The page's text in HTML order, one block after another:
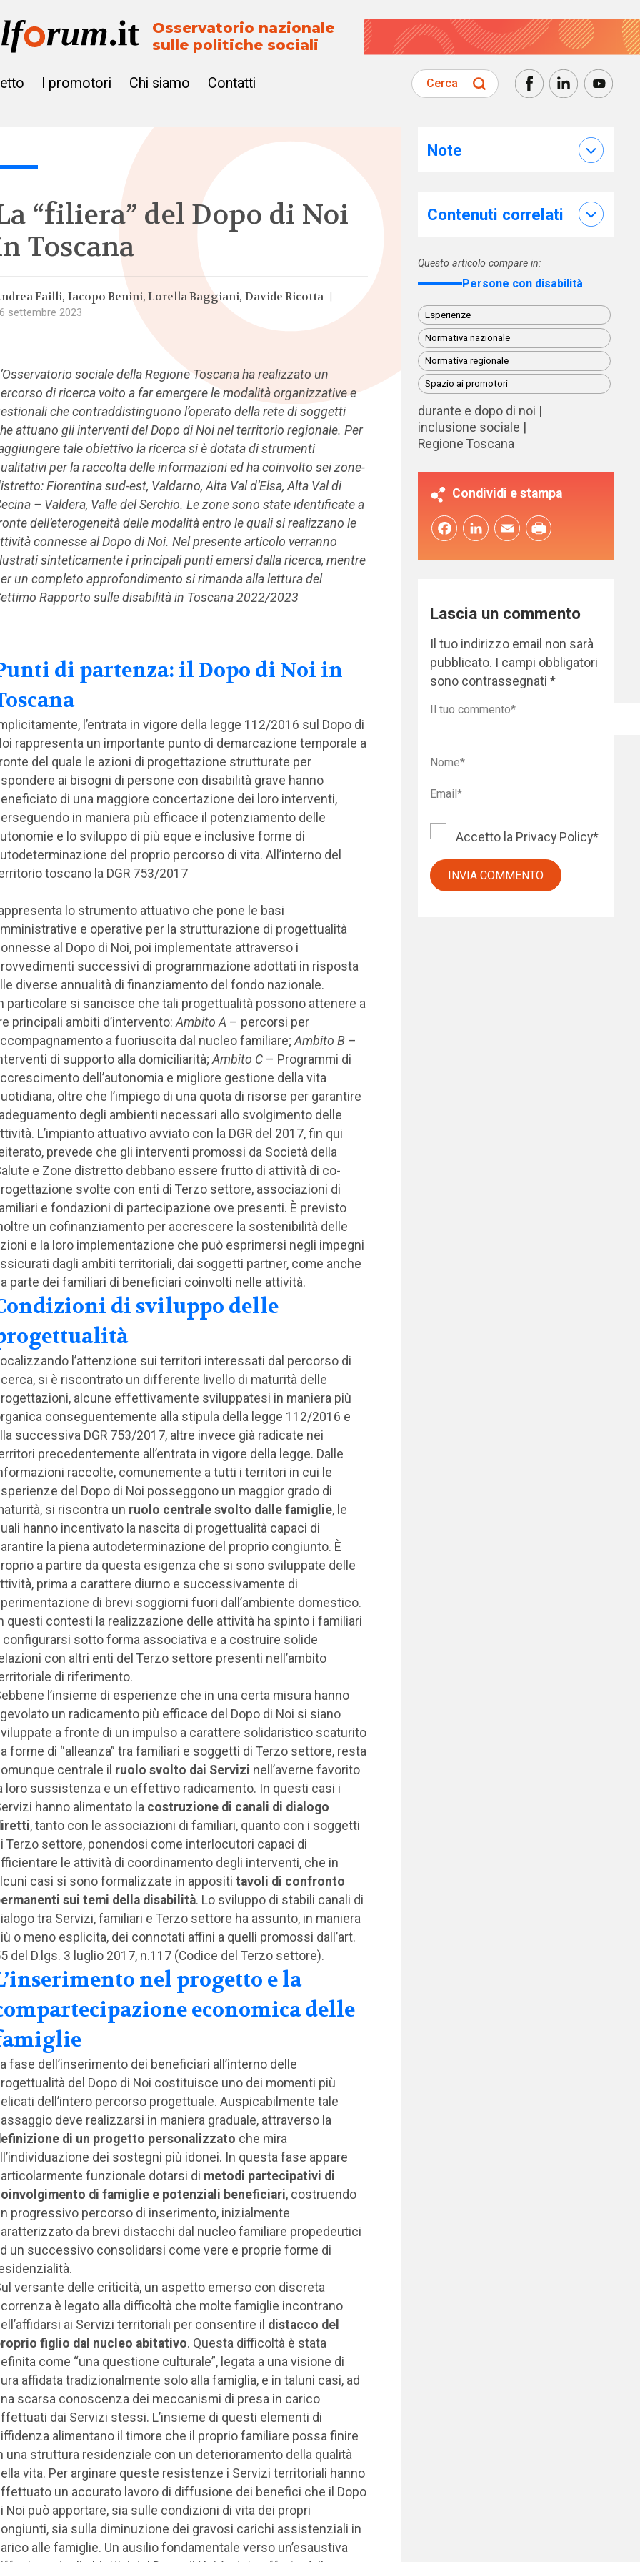
Osservatorio nazionale
sulle politiche sociali
I promotori Chi siamo Contatti Cerca
“filiera” del Dopo di Noi
Toscana
Failli Iacopo Benini Lorella Baggiani Davide Ricotta
settembre 2023
sociale della Regione Toscana ha realizzato un
di ricerca volto a far emergere le modalità organizzative e
che contraddistinguono l’operato della rete di soggetti
attuano gli interventi del Dopo di Noi nel territorio regionale. Per
tale obiettivo la ricerca si è dotata di strumenti
per la raccolta delle informazioni ed ha coinvolto sei zone-
Fiorentina sud-est, Valdarno, Alta Val d’Elsa, Alta Val di
– Valdera, Valle del Serchio. Le zone sono state identificate a
dell’eterogeneità delle modalità entro le quali si realizzano le
connesse al Dopo di Noi. Nel presente articolo verranno
sinteticamente i principali punti emersi dalla ricerca, mentre
un completo approfondimento si rimanda alla lettura del
Rapporto sulle disabilità in Toscana 2022/2023
di partenza: il Dopo di Noi in
l’entrata in vigore della legge 112/2016 sul Dopo di
rappresenta un importante punto di demarcazione temporale a
del quale le azioni di progettazione strutturate per
ai bisogni di persone con disabilità grave hanno
di una maggiore concertazione dei loro interventi,
in maniera più efficace il potenziamento delle
e lo sviluppo di più eque e inclusive forme di
del proprio percorso di vita. All’interno del
toscano la DGR 753/2017
lo strumento attuativo che pone le basi
e operative per la strutturazione di progettualità
al Dopo di Noi, poi implementate attraverso i
successivi di programmazione adottati in risposta
diverse annualità di finanziamento del fondo nazionale.
particolare si sancisce che tali progettualità possono attenere a
principali ambiti d’intervento: Ambito A – percorsi per
a fuoriuscita dal nucleo familiare; Ambito B –
di supporto alla domiciliarità; Ambito C– Programmi di
dell’autonomia e migliore gestione della vita
oltre che l’impiego di una quota di risorse per garantire
degli ambienti necessari allo svolgimento delle
L’impianto attuativo avviato con la DGR del 2017, fin qui
prevede che gli interventi promossi da Società della
e Zone distretto debbano essere frutto di attività di co-
svolte con enti di Terzo settore, associazioni di
e fondazioni di partecipazione ove presenti. È previsto
un cofinanziamento per accrescere la sostenibilità delle
e la loro implementazione che può esprimersi negli impegni
dagli ambiti territoriali, dai soggetti partner, come anche
parte dei familiari di beneficiari coinvolti nelle attività.
di sviluppo delle
l’attenzione sui territori interessati dal percorso di
si è riscontrato un differente livello di maturità delle
alcune effettivamente sviluppatesi in maniera più
conseguentemente alla stipula della legge 112/2016 e
successiva DGR 753/2017, altre invece già radicate nei
precedentemente all’entrata in vigore della legge. Dalle
raccolte, comunemente a tutti i territori in cui le
del Dopo di Noi posseggono un maggior grado di
si riscontra un ruolo centrale svolto dalle famiglie, le
hanno incentivato la nascita di progettualità capaci di
la piena autodeterminazione del proprio congiunto. È
a partire da questa esigenza che si sono sviluppate delle
prima a carattere diurno e successivamente di
di brevi soggiorni fuori dall’ambiente domestico.
questi contesti la realizzazione delle attività ha spinto i familiari
configurarsi sotto forma associativa e a costruire solide
con altri enti del Terzo settore presenti nell’ambito
di riferimento.
l’insieme di esperienze che in una certa misura hanno
un radicamento più efficace del Dopo di Noi si siano
a fronte di un impulso a carattere solidaristico scaturito
forme di “alleanza” tra familiari e soggetti di Terzo settore, resta
centrale il ruolo svolto dai Servizi nell’averne favorito
loro sussistenza e un effettivo radicamento. In questi casi i
hanno alimentato la costruzione di canali di dialogo
, tanto con le associazioni di familiari, quanto con i soggetti
Terzo settore, ponendosi come interlocutori capaci di
le attività di coordinamento degli interventi, che in
casi si sono formalizzate in appositi tavoli di confronto
sui temi della disabilità. Lo sviluppo di stabili canali di
tra Servizi, familiari e Terzo settore ha assunto, in maniera
o meno esplicita, dei connotati affini a quelli promossi dall’art.
del D.lgs. 3 luglio 2017, n.117 (Codice del Terzo settore).
nel progetto e la
economica delle
fase dell’inserimento dei beneficiari all’interno delle
del Dopo di Noi costituisce uno dei momenti più
dell’intero percorso progettuale. Auspicabilmente tale
deve realizzarsi in maniera graduale, attraverso la
di un progetto personalizzato che mira
dei sostegni più idonei. In questa fase appare
funzionale dotarsi di metodi partecipativi di
di famiglie e potenziali beneficiari, costruendo
progressivo percorso di inserimento, inizialmente
da brevi distacchi dal nucleo familiare propedeutici
un successivo consolidarsi come vere e proprie forme di
versante delle criticità, un aspetto emerso con discreta
è legato alla difficoltà che molte famiglie incontrano
ai Servizi territoriali per consentire il distacco del
figlio dal nucleo abitativo. Questa difficoltà è stata
come “una questione culturale”, legata a una visione di
affidata tradizionalmente solo alla famiglia, e in taluni casi, ad
scarsa conoscenza dei meccanismi di presa in carico
dai Servizi stessi. L’insieme di questi elementi di
alimentano il timore che il proprio familiare possa finire
una struttura residenziale con un deterioramento della qualità
vita. Per arginare queste resistenze i Servizi territoriali hanno
un accurato lavoro di diffusione dei benefici che il Dopo
Noi può apportare, sia sulle condizioni di vita dei propri
sia sulla diminuzione dei gravosi carichi assistenziali in
alle famiglie. Un ausilio fondamentale verso un’esaustiva
Note
Contenuti correlati
Questo articolo compare in:
Persone con disabilità
Esperienze
Normativa nazionale
Normativa regionale
Spazio ai promotori
durante e dopo di noi
inclusione sociale
Regione Toscana
Condividi e stampa
FacebookLinkedInEmail
Lascia un commento
Il tuo indirizzo email non sarà
pubblicato. I campi obbligatori
sono contrassegnati*
Accetto la Privacy Policy*